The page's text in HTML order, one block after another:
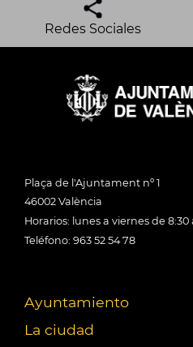
Redes Sociales
Plaça de l'Ajuntament nº 1
46002 València
Horarios: lunes a viernes de 8:30
Teléfono: 963 52 54 78
Ayuntamiento
La ciudad